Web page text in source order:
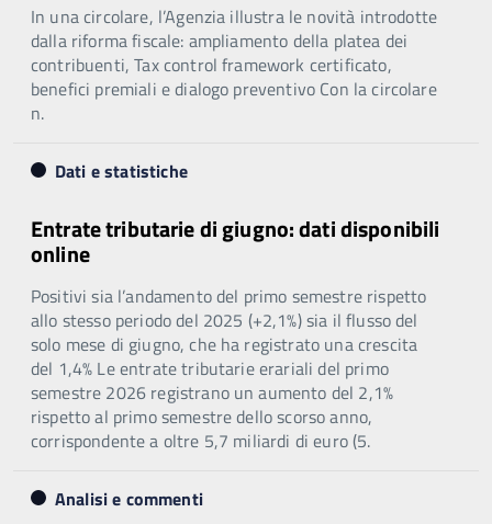
In una circolare, l’Agenzia illustra le novità introdotte
dalla riforma fiscale: ampliamento della platea dei
contribuenti, Tax control framework certificato,
benefici premiali e dialogo preventivo Con la circolare
n.
Dati e statistiche
Entrate tributarie di giugno: dati disponibili
online
Positivi sia l’andamento del primo semestre rispetto
allo stesso periodo del 2025 (+2,1%) sia il flusso del
solo mese di giugno, che ha registrato una crescita
del 1,4% Le entrate tributarie erariali del primo
semestre 2026 registrano un aumento del 2,1%
rispetto al primo semestre dello scorso anno,
corrispondente a oltre 5,7 miliardi di euro (5.
Analisi e commenti